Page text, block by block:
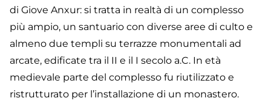
di Giove Anxur: si tratta in realtà di un complesso
più ampio, un santuario con diverse aree di culto e
almeno due templi su terrazze monumentali ad
arcate, edificate tra il II e il I secolo a.C. In età
medievale parte del complesso fu riutilizzato e
ristrutturato per l’installazione di un monastero.